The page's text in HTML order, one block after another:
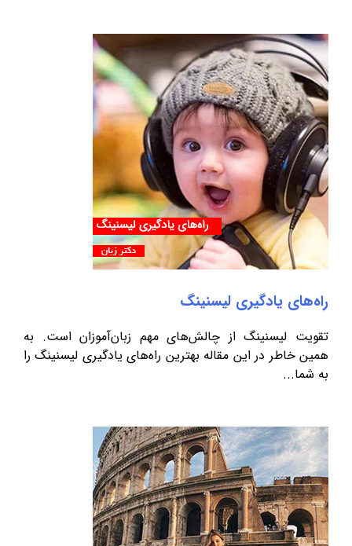
راه‌های یادگیری لیسنینگ
تقویت لیسنینگ از چالش‌های مهم زبان‌آموزان است. به
همین خاطر در این مقاله بهترین راه‌های یادگیری لیسنینگ را
به شما...